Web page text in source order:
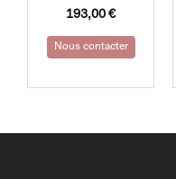
193,00€
Nous contacter